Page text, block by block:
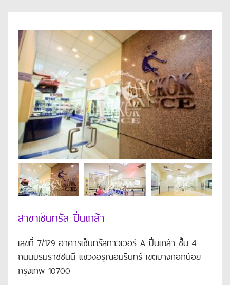
สาขาเซ็นทรัล ปิ่นเกล้า
เลขที่ 7/129 อาคารเซ็นทรัลทาวเวอร์ A ปิ่นเกล้า ชั้น 4
ถนนบรมราชชนนี แขวงอรุณอมรินทร์ เขตบางกอกน้อย
กรุงเทพ 10700